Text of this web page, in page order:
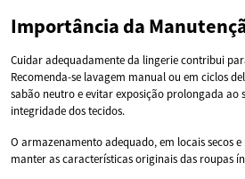
Importância da
Cuidar adequadamente da lingerie contribui
Recomenda-se lavagem manual ou em ciclos
sabão neutro e evitar exposição prolongada ao
integridade dos tecidos.
O armazenamento adequado, em locais secos
manter as características originais das roupas